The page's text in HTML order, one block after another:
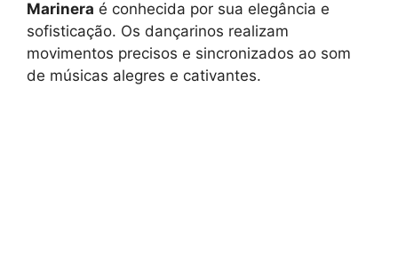
Marinera é conhecida por sua elegância e
sofisticação. Os dançarinos realizam
movimentos precisos e sincronizados ao som
de músicas alegres e cativantes.